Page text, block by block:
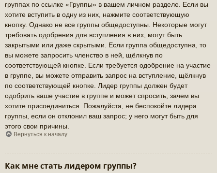
группах по ссылке «Группы» в вашем личном разделе. Если вы
хотите вступить в одну из них, нажмите соответствующую
кнопку. Однако не все группы общедоступны. Некоторые могут
требовать одобрения для вступления в них, могут быть
закрытыми или даже скрытыми. Если группа общедоступна, то
вы можете запросить членство в ней, щёлкнув по
соответствующей кнопке. Если требуется одобрение на участие
в группе, вы можете отправить запрос на вступление, щёлкнув
по соответствующей кнопке. Лидер группы должен будет
одобрить ваше участие в группе и может спросить, зачем вы
хотите присоединиться. Пожалуйста, не беспокойте лидера
группы, если он отклонил ваш запрос; у него могут быть для
этого свои причины.
Вернуться к началу
Как мне стать лидером группы?